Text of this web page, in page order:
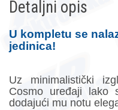
Detaljni opis
U kompletu se
jedinica!
Uz minimalistički
Cosmo uređaji lako
dodajući mu notu